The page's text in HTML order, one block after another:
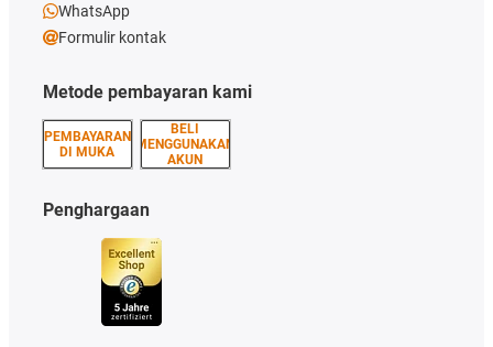
Metode pembayaran kami
PEMBAYARAN
DI MUKA
BELI
MENGGUNAKAN
AKUN
Penghargaan
WhatsApp
Formulir kontak